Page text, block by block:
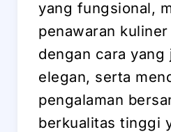
yang fungsional,
penawaran
dengan cara yang
elegan, serta
pengalaman
berkualitas tinggi